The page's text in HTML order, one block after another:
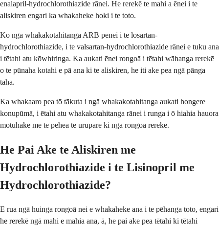
enalapril-hydrochlorothiazide rānei. He rerekē te mahi a ēnei i te
aliskiren engari ka whakaheke hoki i te toto.
Ko ngā whakakotahitanga ARB pēnei i te losartan-
hydrochlorothiazide, i te valsartan-hydrochlorothiazide rānei e tuku ana
i tētahi atu kōwhiringa. Ka aukati ēnei rongoā i tētahi wāhanga rerekē
o te pūnaha kotahi e pā ana ki te aliskiren, he iti ake pea ngā pānga
taha.
Ka whakaaro pea tō tākuta i ngā whakakotahitanga aukati hongere
konupūmā, i ētahi atu whakakotahitanga rānei i runga i ō hiahia hauora
motuhake me te pēhea te urupare ki ngā rongoā rerekē.
He Pai Ake te Aliskiren me
Hydrochlorothiazide i te Lisinopril me
Hydrochlorothiazide?
E rua ngā huinga rongoā nei e whakaheke ana i te pēhanga toto, engari
he rerekē ngā mahi e mahia ana, ā, he pai ake pea tētahi ki tētahi